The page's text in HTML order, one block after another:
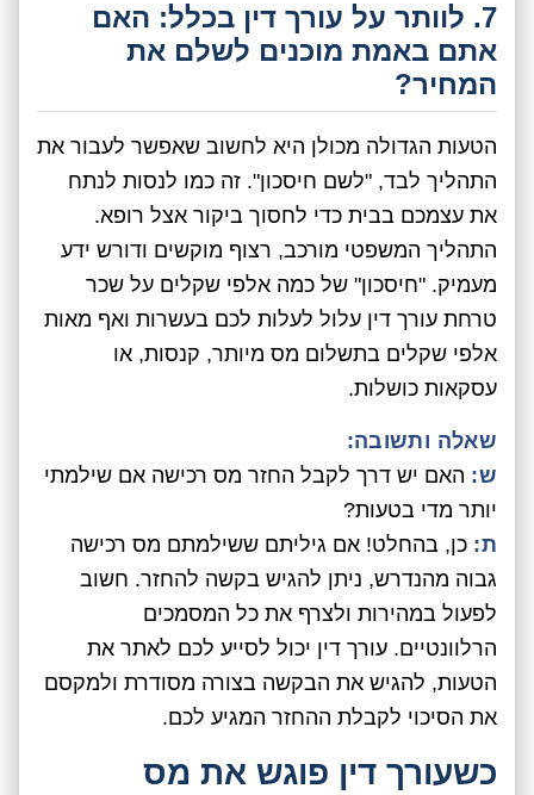
7. לוותר על עורך דין בכלל: האם
אתם באמת מוכנים לשלם את
המחיר?
הטעות הגדולה מכולן היא לחשוב שאפשר לעבור את
התהליך לבד, "לשם חיסכון". זה כמו לנסות לנתח
את עצמכם בבית כדי לחסוך ביקור אצל רופא.
התהליך המשפטי מורכב, רצוף מוקשים ודורש ידע
מעמיק. "חיסכון" של כמה אלפי שקלים על שכר
טרחת עורך דין עלול לעלות לכם בעשרות ואף מאות
אלפי שקלים בתשלום מס מיותר, קנסות, או
עסקאות כושלות.
שאלה ותשובה:
ש: האם יש דרך לקבל החזר מס רכישה אם שילמתי
יותר מדי בטעות?
ת: כן, בהחלט! אם גיליתם ששילמתם מס רכישה
גבוה מהנדרש, ניתן להגיש בקשה להחזר. חשוב
לפעול במהירות ולצרף את כל המסמכים
הרלוונטיים. עורך דין יכול לסייע לכם לאתר את
הטעות, להגיש את הבקשה בצורה מסודרת ולמקסם
את הסיכוי לקבלת ההחזר המגיע לכם.
כשעורך דין פוגש את מס